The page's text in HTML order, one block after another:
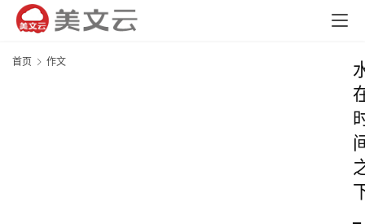
首页 作文